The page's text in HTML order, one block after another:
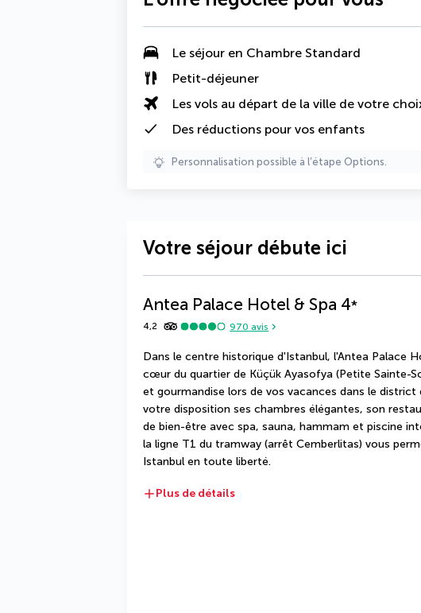
Le séjour en Chambre Standard
Petit-déjeuner
Les vols au départ de la ville de votre
Des réductions pour vos enfants
Personnalisation possible à l’étape Options.
Votre séjour débute ici
Antea Palace Hotel & Spa 4*
4,2 970 avis
Dans le centre historique d'Istanbul, l'Antea Palace
cœur du quartier de Küçük Ayasofya (Petite Sainte-
et gourmandise lors de vos vacances dans le
votre disposition ses chambres élégantes, son
de bien-être avec spa, sauna, hammam et piscine
la ligne T1 du tramway (arrêt Cemberlitas) vous
Istanbul en toute liberté.
Plus de détails